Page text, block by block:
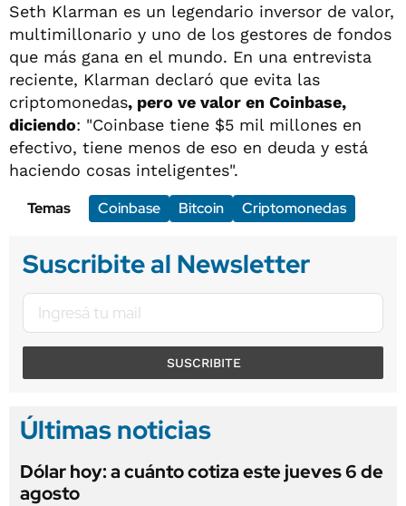
Seth Klarman es un legendario inversor de valor,
multimillonario y uno de los gestores de fondos
que más gana en el mundo. En una entrevista
reciente, Klarman declaró que evita las
criptomonedas, pero ve valor en Coinbase,
diciendo: "Coinbase tiene $5 mil millones en
efectivo, tiene menos de eso en deuda y está
haciendo cosas inteligentes".
Temas
Coinbase Bitcoin Criptomonedas
Suscribite al Newsletter
SUSCRIBITE
Últimas noticias
Dólar hoy: a cuánto cotiza este jueves 6 de
agosto